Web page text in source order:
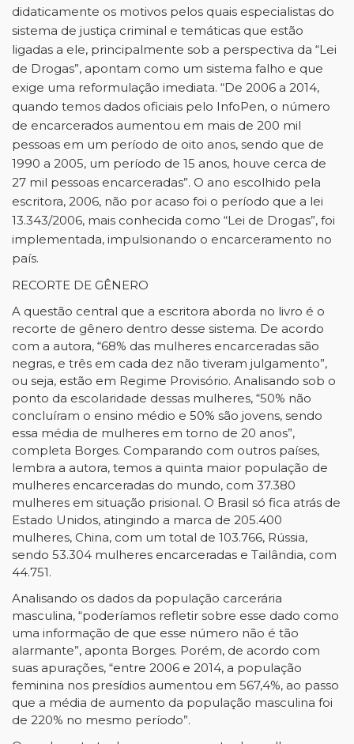
didaticamente os motivos pelos quais especialistas do
sistema de justiça criminal e temáticas que estão
ligadas a ele, principalmente sob a perspectiva da “Lei
de Drogas”, apontam como um sistema falho e que
exige uma reformulação imediata. “De 2006 a 2014,
quando temos dados oficiais pelo InfoPen, o número
de encarcerados aumentou em mais de 200 mil
pessoas em um período de oito anos, sendo que de
1990 a 2005, um período de 15 anos, houve cerca de
27 mil pessoas encarceradas”. O ano escolhido pela
escritora, 2006, não por acaso foi o período que a lei
13.343/2006, mais conhecida como “Lei de Drogas”, foi
implementada, impulsionando o encarceramento no
país.
RECORTE DE GÊNERO
A questão central que a escritora aborda no livro é o
recorte de gênero dentro desse sistema. De acordo
com a autora, “68% das mulheres encarceradas são
negras, e três em cada dez não tiveram julgamento”,
ou seja, estão em Regime Provisório. Analisando sob o
ponto da escolaridade dessas mulheres, “50% não
concluíram o ensino médio e 50% são jovens, sendo
essa média de mulheres em torno de 20 anos”,
completa Borges. Comparando com outros países,
lembra a autora, temos a quinta maior população de
mulheres encarceradas do mundo, com 37.380
mulheres em situação prisional. O Brasil só fica atrás de
Estado Unidos, atingindo a marca de 205.400
mulheres, China, com um total de 103.766, Rússia,
sendo 53.304 mulheres encarceradas e Tailândia, com
44.751.
Analisando os dados da população carcerária
masculina, “poderíamos refletir sobre esse dado como
uma informação de que esse número não é tão
alarmante”, aponta Borges. Porém, de acordo com
suas apurações, “entre 2006 e 2014, a população
feminina nos presídios aumentou em 567,4%, ao passo
que a média de aumento da população masculina foi
de 220% no mesmo período”.